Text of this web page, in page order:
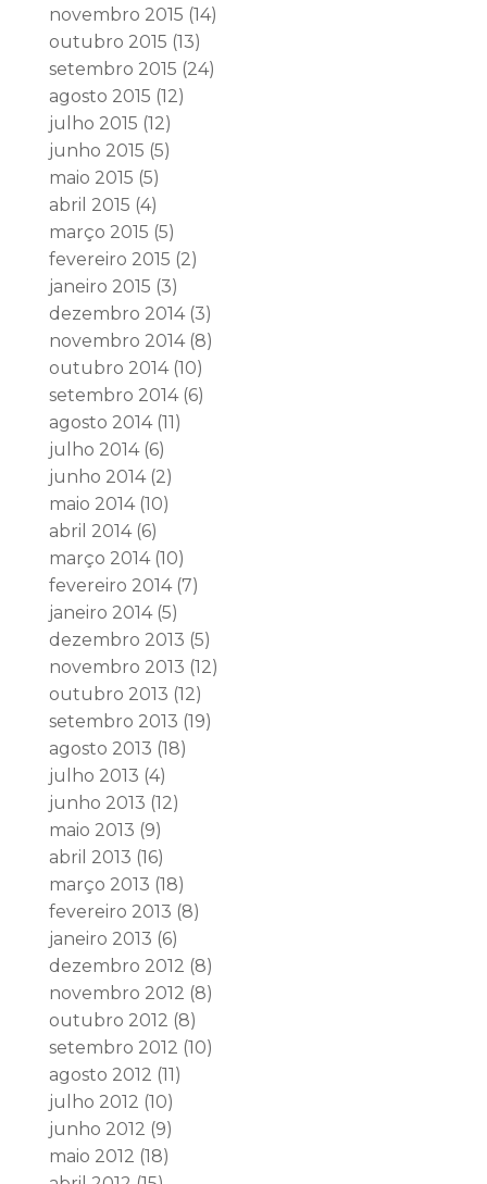
novembro 2015 (14)
outubro 2015 (13)
setembro 2015 (24)
agosto 2015 (12)
julho 2015 (12)
junho 2015 (5)
maio 2015 (5)
abril 2015 (4)
março 2015 (5)
fevereiro 2015 (2)
janeiro 2015 (3)
dezembro 2014(3)
novembro 2014(8)
outubro 2014(10)
setembro 2014(6)
agosto 2014(11)
julho 2014(6)
junho 2014(2)
maio 2014(10)
abril 2014(6)
março 2014(10)
fevereiro 2014(7)
janeiro 2014(5)
dezembro 2013 (5)
novembro 2013 (12)
outubro 2013 (12)
setembro 2013 (19)
agosto 2013 (18)
julho 2013 (4)
junho 2013 (12)
maio 2013 (9)
abril 2013 (16)
março 2013 (18)
fevereiro 2013 (8)
janeiro 2013 (6)
dezembro 2012 (8)
novembro 2012 (8)
outubro 2012 (8)
setembro 2012 (10)
agosto 2012 (11)
julho 2012 (10)
junho 2012 (9)
maio 2012 (18)